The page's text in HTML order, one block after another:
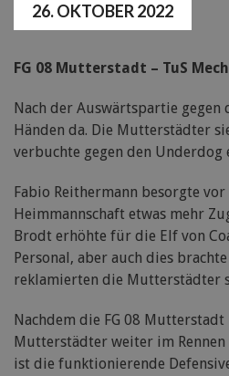
26. OKTOBER 2022
FG 08 Mutterstadt – TuS
Nach der Auswärtspartie
Händen da. Die Mutterstädter
verbuchte gegen den Underdog
Fabio Reithermann besorgte
Heimmannschaft etwas mehr
Brodt erhöhte für die Elf von
Personal, aber auch dies
reklamierten die Mutterstädter
Nachdem die FG 08
Mutterstädter weiter im
ist die funktionierende